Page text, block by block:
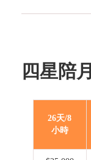
四星陪
26天/8
小時